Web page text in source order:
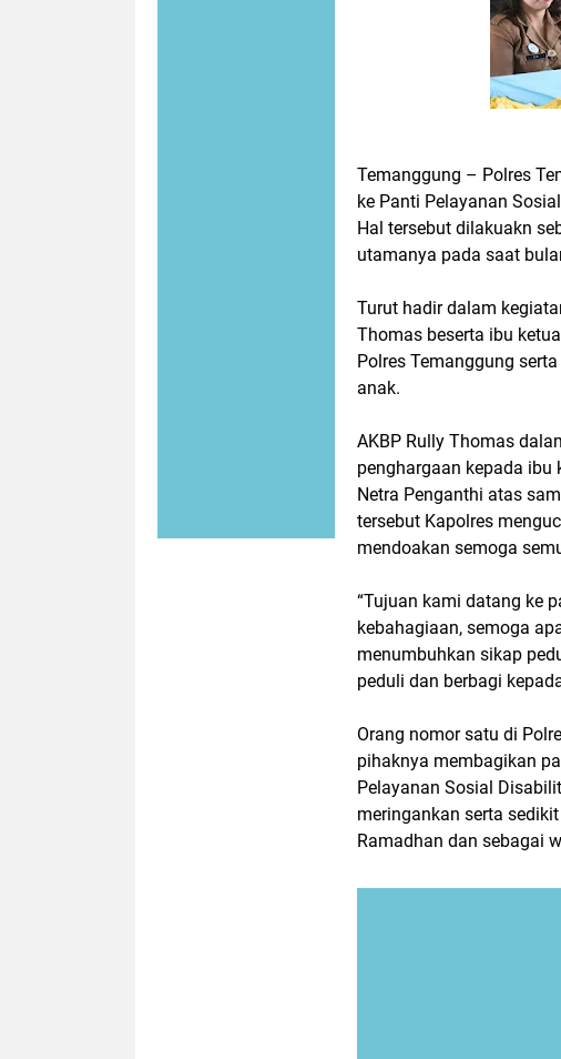
Temanggung – Polres
ke Panti Pelayanan
Hal tersebut dilakuakn
utamanya pada saat
Turut hadir dalam
Thomas beserta ibu
Polres Temanggung
anak.
AKBP Rully Thomas
penghargaan kepada
Netra Penganthi atas
tersebut Kapolres
mendoakan semoga
“Tujuan kami datang ke
kebahagiaan, semoga
menumbuhkan sikap
peduli dan berbagi
Orang nomor satu di
pihaknya membagikan
Pelayanan Sosial
meringankan serta
Ramadhan dan sebagai